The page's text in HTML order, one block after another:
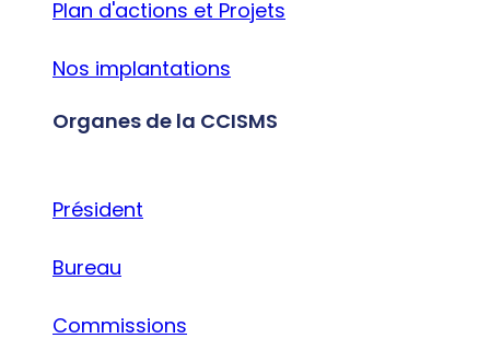
Plan d'actions et Projets
Nos implantations
Organes de la CCISMS
Président
Bureau
Commissions